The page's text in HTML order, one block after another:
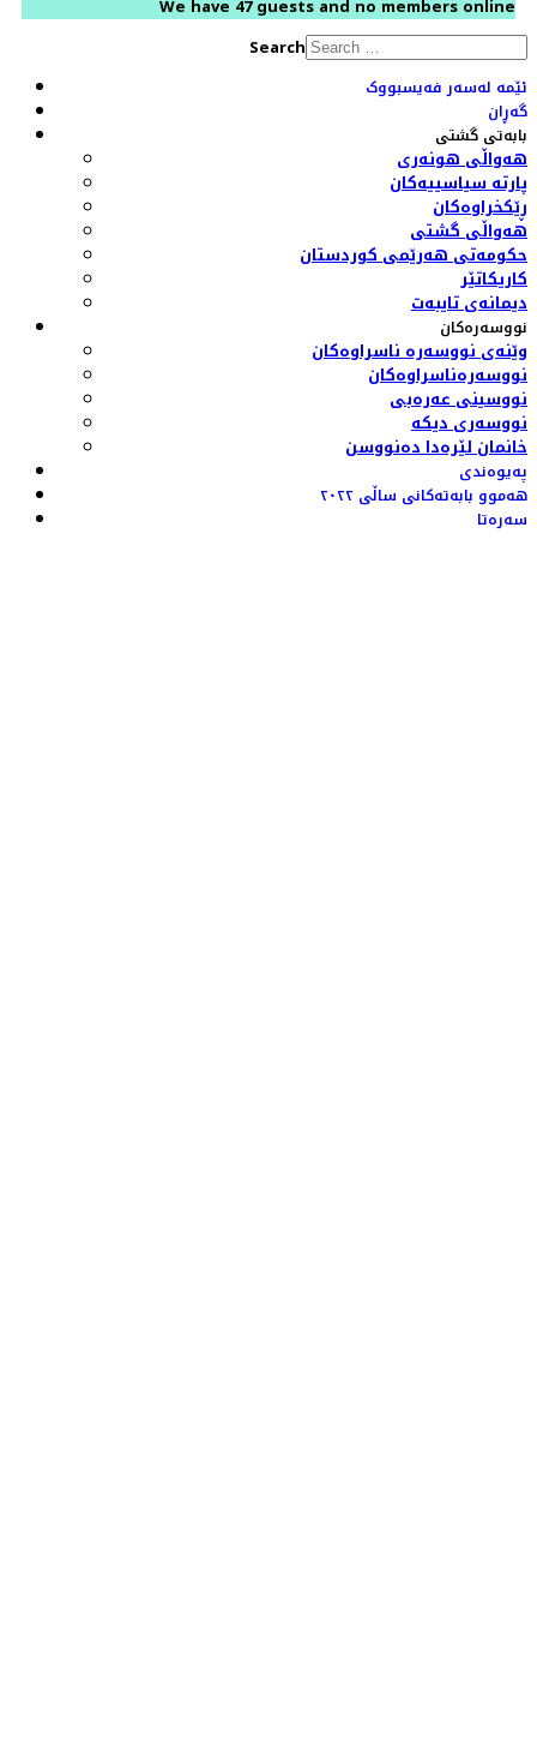
We have 47 guests and no members online
Search
ئێمە لەسەر فەیسبووک
گەڕان
بابەتی گشتی
هەواڵی هونەری
پارتە سیاسییەکان
ڕێکخراوەکان
هەواڵی گشتی
حکومەتی هەرێمی کوردستان
کاریکاتێر
دیمانەی تایبەت
نووسەرەکان
وێنەی نووسەرە ناسراوەکان
نووسەرەناسراوەکان
نووسینی عەرەبی
نووسەری دیکە
خانمان لێرەدا دەنووسن
پەیوەندی
هەموو بابەتەکانی ساڵی ٢٠٢٢
سەرەتا